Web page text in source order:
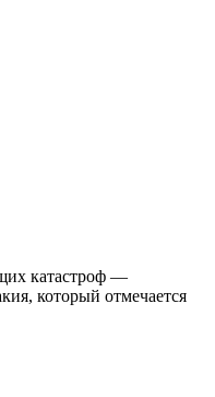
катастроф —
который отмечается